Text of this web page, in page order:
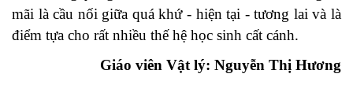
mãi là cầu nối giữa quá khứ - hiện tại - tương lai và là
điểm tựa cho rất nhiều thế hệ học sinh cất cánh.
Giáo viên Vật lý: Nguyễn Thị Hương